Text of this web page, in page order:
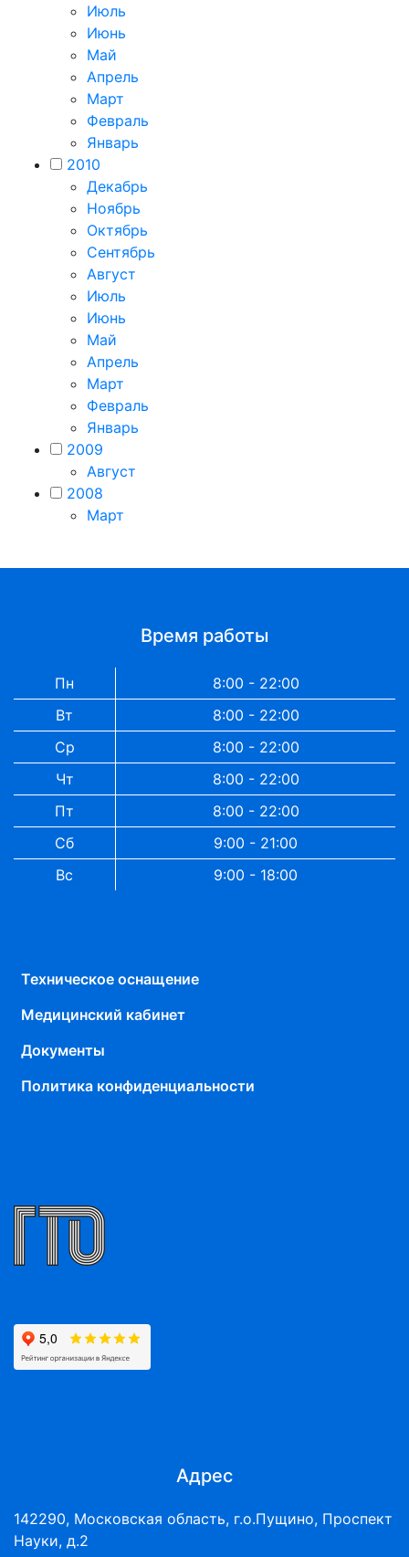
Июль
Июнь
Май
Апрель
Март
Февраль
Январь
2010
Декабрь
Ноябрь
Октябрь
Сентябрь
Август
Июль
Июнь
Май
Апрель
Март
Февраль
Январь
2009
Август
2008
Март
Время работы
Пн
8:00 - 22:00
Вт
8:00 - 22:00
Ср
8:00 - 22:00
Чт
8:00 - 22:00
Пт
8:00 - 22:00
Сб
9:00 - 21:00
Вс
9:00 - 18:00
Техническое оснащение
Медицинский кабинет
Документы
Политика конфиденциальности
Адрес
142290, Московская область, г.о.Пущино, Проспект
Науки, д.2